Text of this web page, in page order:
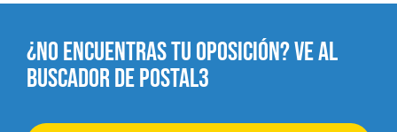
¿NO ENCUENTRAS TU OPOSICIÓN? VE AL
BUSCADOR DE POSTAL3